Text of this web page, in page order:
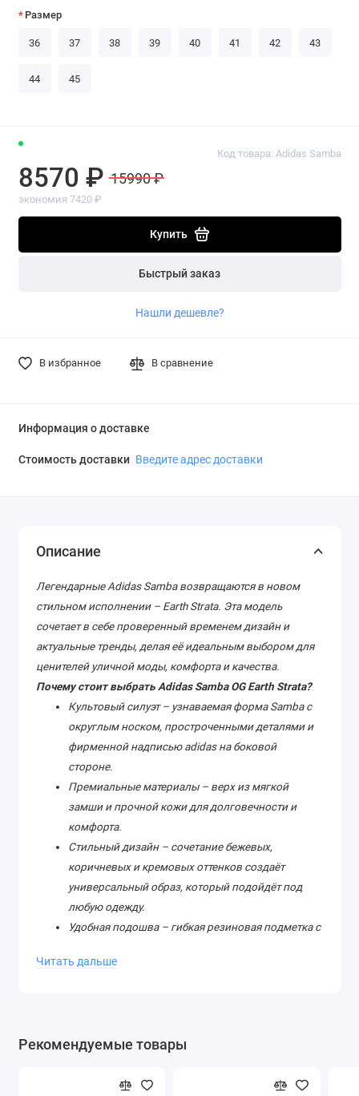
Код товара: Adidas Samba
8570 ₽ 15990 ₽
экономия 7420 ₽
Купить
Быстрый заказ
Нашли дешевле?
В избранное В сравнение
Размер
36 37 38 39 40 41 42 43
44 45
Информация о доставке
Стоимость доставки Введите адрес доставки
Описание
Легендарные Adidas Samba возвращаются в новом
стильном исполнении – Earth Strata. Эта модель
сочетает в себе проверенный временем дизайн и
актуальные тренды, делая её идеальным выбором для
ценителей уличной моды, комфорта и качества.
Почему стоит выбрать Adidas Samba OG Earth Strata?
Культовый силуэт – узнаваемая форма Samba с
округлым носком, простроченными деталями и
фирменной надписью adidas на боковой
стороне.
Премиальные материалы – верх из мягкой
замши и прочной кожи для долговечности и
комфорта.
Стильный дизайн – сочетание бежевых,
коричневых и кремовых оттенков создаёт
универсальный образ, который подойдёт под
любую одежду.
Удобная подошва – гибкая резиновая подметка с
отличное сцепление и амортизацию.
Для кого эти кроссовки?
Читать дальше
Рекомендуемые товары